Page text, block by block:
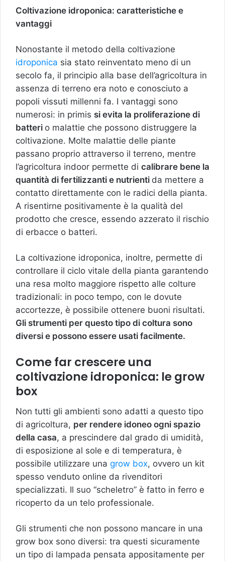
Coltivazione idroponica: caratteristiche e
vantaggi
Nonostante il metodo della coltivazione
idroponica sia stato reinventato meno di un
secolo fa, il principio alla base dell’agricoltura in
assenza di terreno era noto e conosciuto a
popoli vissuti millenni fa. I vantaggi sono
numerosi: in primis si evita la proliferazione di
batteri o malattie che possono distruggere la
coltivazione. Molte malattie delle piante
passano proprio attraverso il terreno, mentre
l’agricoltura indoor permette di calibrare bene la
quantità di fertilizzanti e nutrienti da mettere a
contatto direttamente con le radici della pianta.
A risentirne positivamente è la qualità del
prodotto che cresce, essendo azzerato il rischio
di erbacce o batteri.
La coltivazione idroponica, inoltre, permette di
controllare il ciclo vitale della pianta garantendo
una resa molto maggiore rispetto alle colture
tradizionali: in poco tempo, con le dovute
accortezze, è possibile ottenere buoni risultati.
Gli strumenti per questo tipo di coltura sono
diversi e possono essere usati facilmente.
Come far crescere una
coltivazione idroponica: le grow
box
Non tutti gli ambienti sono adatti a questo tipo
di agricoltura, per rendere idoneo ogni spazio
della casa, a prescindere dal grado di umidità,
di esposizione al sole e di temperatura, è
possibile utilizzare una grow box, ovvero un kit
spesso venduto online da rivenditori
specializzati. Il suo “scheletro” è fatto in ferro e
ricoperto da un telo professionale.
Gli strumenti che non possono mancare in una
grow box sono diversi: tra questi sicuramente
un tipo di lampada pensata appositamente per